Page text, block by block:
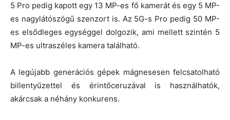
5 Pro pedig kapott egy 13 MP-es fő kamerát és egy 5 MP-
es nagylátószögű szenzort is. Az 5G-s Pro pedig 50 MP-
es elsődleges egységgel dolgozik, ami mellett szintén 5
MP-es ultraszéles kamera található.
A legújabb generációs gépek mágnesesen felcsatolható
billentyűzettel és érintőceruzával is használhatók,
akárcsak a néhány konkurens.